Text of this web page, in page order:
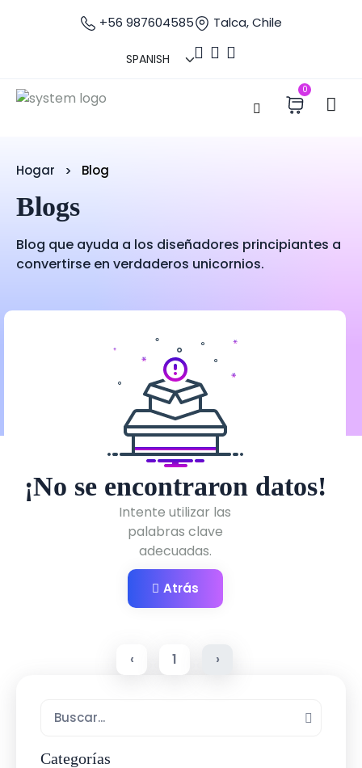
+56 987604585 Talca, Chile
0
Hogar Blog
Blogs
Blog que ayuda a los diseñadores principiantes a
convertirse en verdaderos unicornios.
¡No se encontraron datos!
Intente utilizar las
palabras clave
adecuadas.
Atrás
‹ 1 ›
Categorías